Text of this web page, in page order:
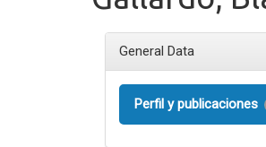
General Data
Perfil y publicaciones